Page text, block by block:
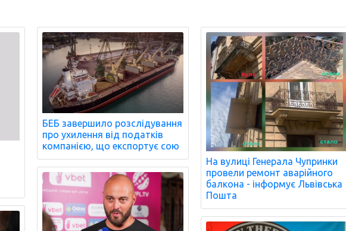
БЕБ завершило розслідування
про ухилення від податків
компанією, що експортує сою
На вулиці Генерала Чупринки
провели ремонт аварійного
балкона - інформує Львівська
Пошта